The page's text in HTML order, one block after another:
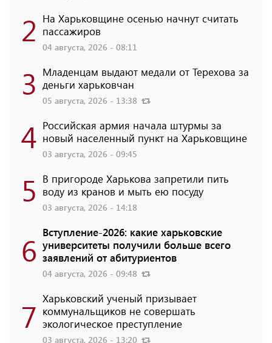
2 На Харьковщине осенью начнут считать
пассажиров
04 августа, 2026 - 08:11
3 Младенцам выдают медали от Терехова за
деньги харьковчан
05 августа, 2026 - 13:38
4 Российская армия начала штурмы за
новый населенный пункт на Харьковщине
03 августа, 2026 - 09:45
5 В пригороде Харькова запретили пить
воду из кранов и мыть ею посуду
03 августа, 2026 - 14:18
6 Вступление-2026: какие харьковские
университеты получили больше всего
заявлений от абитуриентов
04 августа, 2026 - 09:48
7 Харьковский ученый призывает
коммунальщиков не совершать
экологическое преступление
03 августа, 2026 - 13:20